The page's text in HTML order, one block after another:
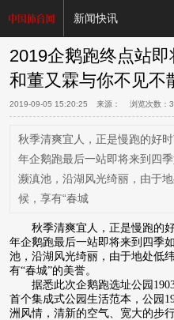
新闻快讯
2019企鹅跑终点站
和董又霖与你不见不
2019-09-05 15:20:25 来源： 浏览次数：
秋季清爽宜人，正是慢跑的好
年企鹅跑最后一站即将来到四
濒滇池，沿湖风光绮丽，由于
候，享有“春城
秋季清爽宜人，正是慢跑的
年企鹅跑最后一站即将来到四季
池，沿湖风光绮丽，由于地处低
有“春城”的美誉。
据悉此次企鹅跑选址公园
首个集成式公园生活范本，公园
洲风情，清新的空气、宽大的步